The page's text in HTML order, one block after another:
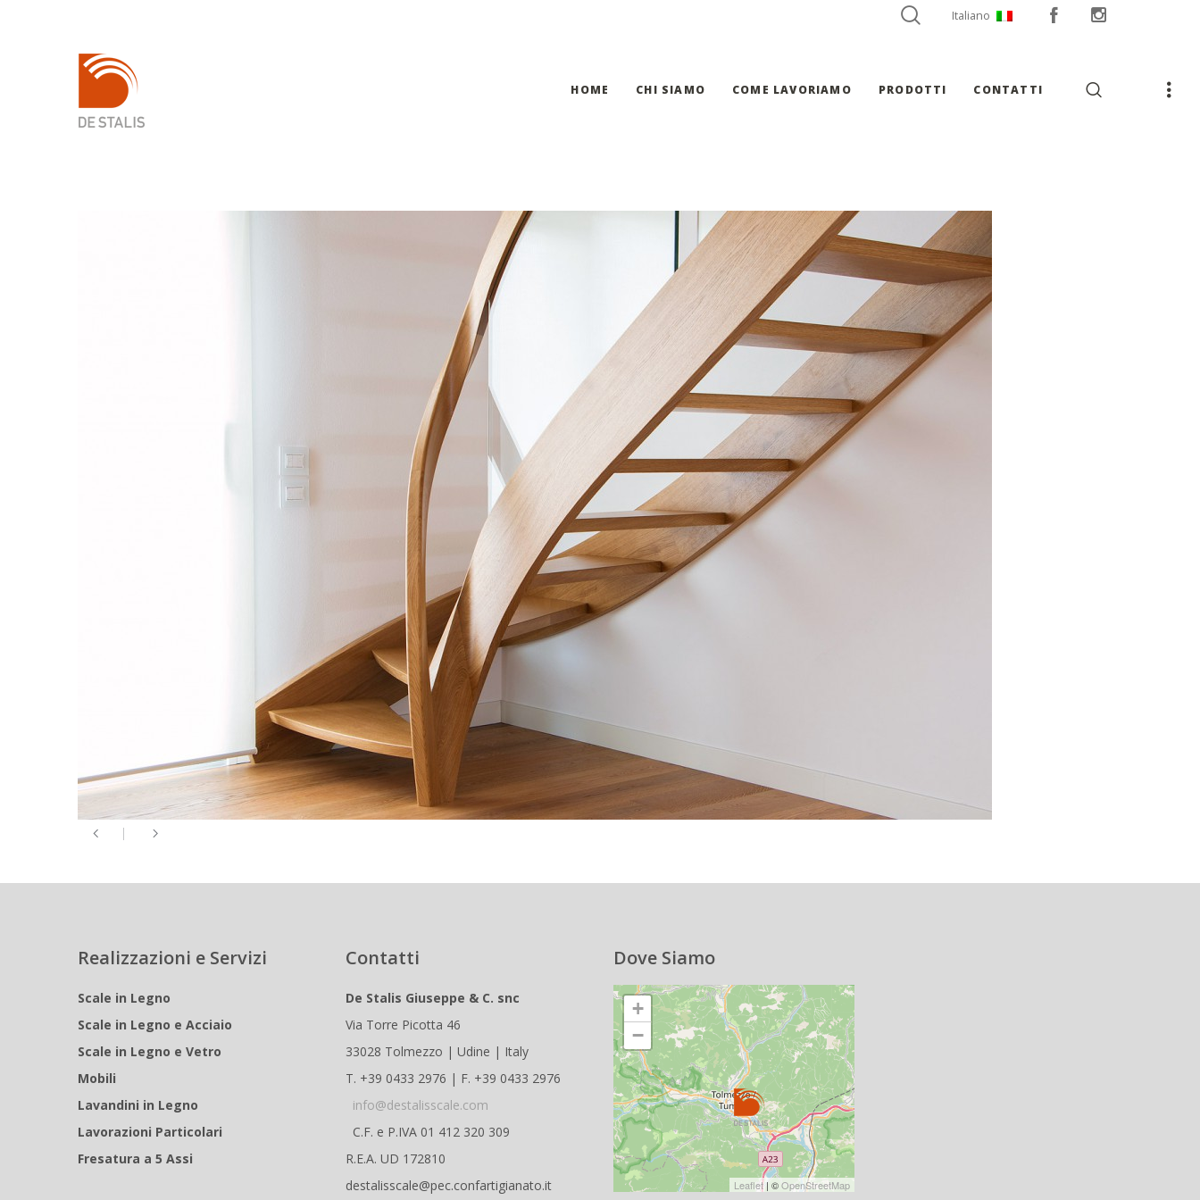
Italiano
HOME CHI SIAMO COME LAVORIAMO PRODOTTI CONTATTI
Realizzazioni e Servizi
Scale in Legno
Scale in Legno e Acciaio
Scale in Legno e Vetro
Mobili
Lavandini in Legno
Lavorazioni Particolari
Fresatura a 5 Assi
Contatti
De Stalis Giuseppe & C. snc
Via Torre Picotta 46
33028 Tolmezzo | Udine | Italy
T. +39 0433 2976 | F. +39 0433 2976
info@destalisscale.com
C.F. e P.IVA 01 412 320 309
R.E.A. UD 172810
destalisscale@pec.confartigianato.it
Dove Siamo
+
−
Leaflet| ©OpenStreetMap